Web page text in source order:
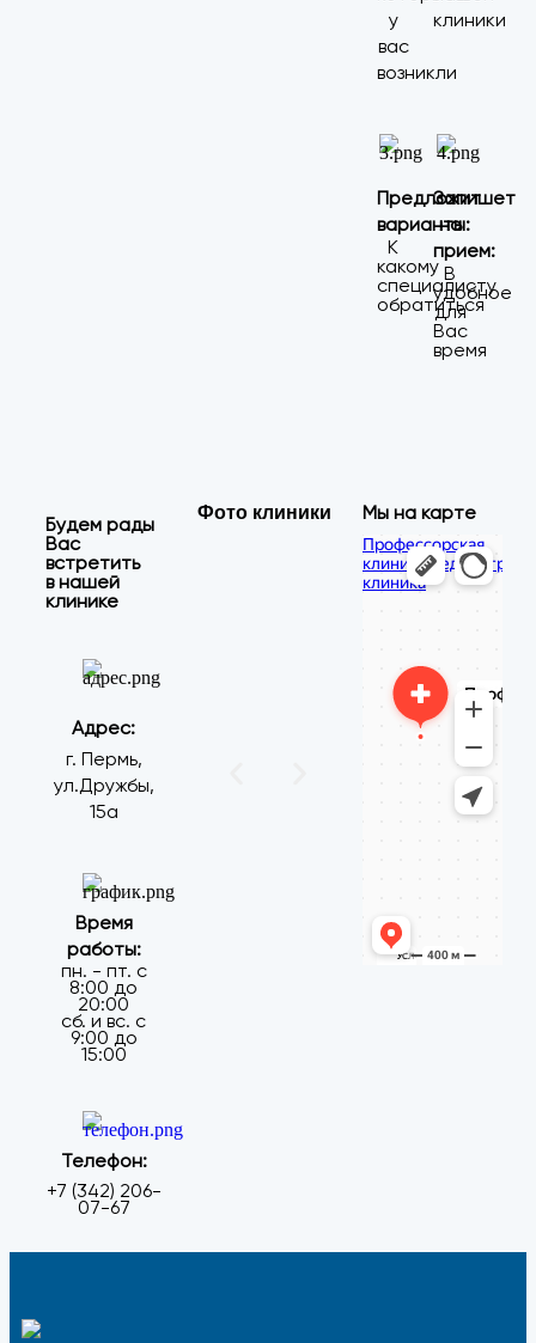
у
вас
возникли
клиники
Предложит
варианты:
К
какому
специалисту
обратиться
Запишет
на
прием:
В
удобное
для
Вас
время
Будем рады
Вас
встретить
в нашей
клинике
Адрес:
г. Пермь,
ул.Дружбы,
15а
Время
работы:
пн. - пт. с
8:00 до
20:00
сб. и вс. с
9:00 до
15:00
Телефон:
+7 (342) 206-
07-67
Фото клиники Мы на карте
Профессорская
клиника
Медцентр, клиника в
Перми
Медицинская